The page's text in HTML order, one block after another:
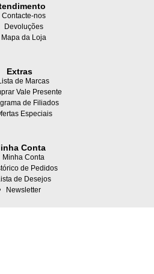
Contacte-nos
Devoluções
Mapa da Loja
Extras
de Marcas
Vale Presente
de Filiados
Especiais
Conta
Minha Conta
de Pedidos
de Desejos
Newsletter